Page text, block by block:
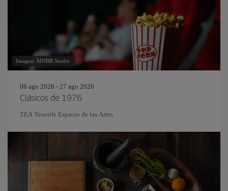
Imagen: MNBB Studio
06 ago 2026 - 27 ago 2026
Clásicos de 1976
TEA Tenerife Espacio de las Artes